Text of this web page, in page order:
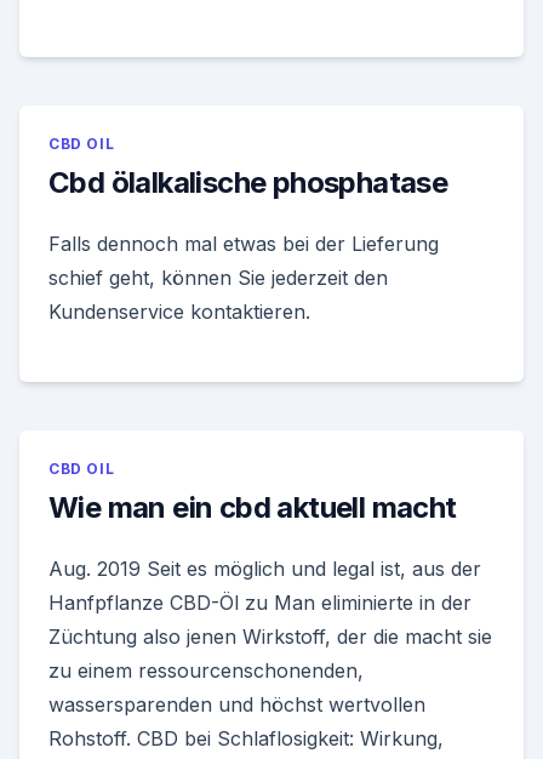
CBD OIL
Cbd ölalkalische phosphatase
Falls dennoch mal etwas bei der Lieferung
schief geht, können Sie jederzeit den
Kundenservice kontaktieren.
CBD OIL
Wie man ein cbd aktuell macht
Aug. 2019 Seit es möglich und legal ist, aus der
Hanfpflanze CBD-Öl zu Man eliminierte in der
Züchtung also jenen Wirkstoff, der die macht sie
zu einem ressourcenschonenden,
wassersparenden und höchst wertvollen
Rohstoff. CBD bei Schlaflosigkeit: Wirkung,